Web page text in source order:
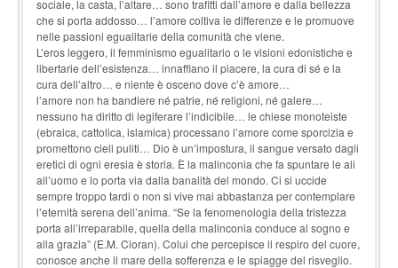
sociale, la casta, l’altare… sono trafitti dall’amore e dalla bellezza
che si porta addosso… l’amore coltiva le differenze e le promuove
nelle passioni egualitarie della comunità che viene.
L’eros leggero, il femminismo egualitario o le visioni edonistiche e
libertarie dell’esistenza… innaffiano il piacere, la cura di sé e la
cura dell’altro… e niente è osceno dove c’è amore…
l’amore non ha bandiere né patrie, né religioni, né galere…
nessuno ha diritto di legiferare l’indicibile… le chiese monoteiste
(ebraica, cattolica, islamica) processano l’amore come sporcizia e
promettono cieli puliti… Dio è un’impostura, il sangue versato dagli
eretici di ogni eresia è storia. È la malinconia che fa spuntare le ali
all’uomo e lo porta via dalla banalità del mondo. Ci si uccide
sempre troppo tardi o non si vive mai abbastanza per contemplare
l’eternità serena dell’anima. “Se la fenomenologia della tristezza
porta all’irreparabile, quella della malinconia conduce al sogno e
alla grazia” (E.M. Cioran). Colui che percepisce il respiro del cuore,
conosce anche il mare della sofferenza e le spiagge del risveglio.